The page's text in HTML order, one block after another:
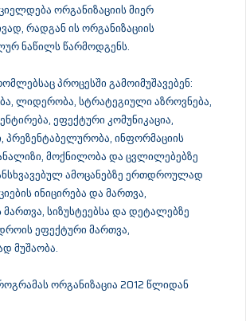
ორგანიზაციის მიერ
რადგან ის ორგანიზაციის
ნაწილს წარმოდგენს.
პროცესში გამოიმუშავებენ:
ლიდერობა, სტრატეგიული აზროვნება,
ეფექტური კომუნიკაცია,
პრეზენტაბელურობა, ინფორმაციის
მოქნილობა და ცვლილებებზე
ამოცანებზე ერთდროულად
ინიცირება და მართვა,
სიზუსტეებსა და დეტალებზე
ეფექტური მართვა,
მუშაობა.
ორგანიზაცია 2012 წლიდან